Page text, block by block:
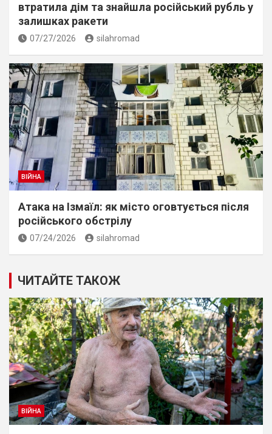
втратила дім та знайшла російський рубль у
залишках ракети
07/27/2026 silahromad
ВІЙНА
Атака на Ізмаїл: як місто оговтується після
російського обстрілу
07/24/2026 silahromad
ЧИТАЙТЕ ТАКОЖ
ВІЙНА